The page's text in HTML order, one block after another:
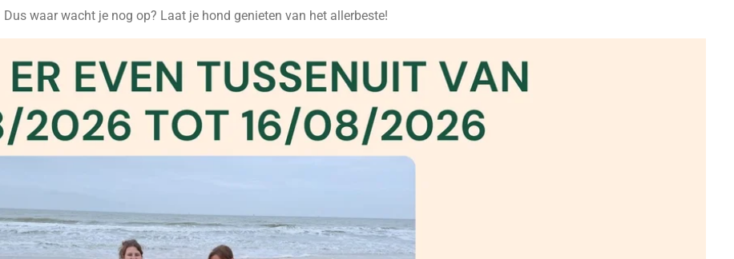
Dus waar wacht je nog op? Laat je hond genieten van het allerbeste!